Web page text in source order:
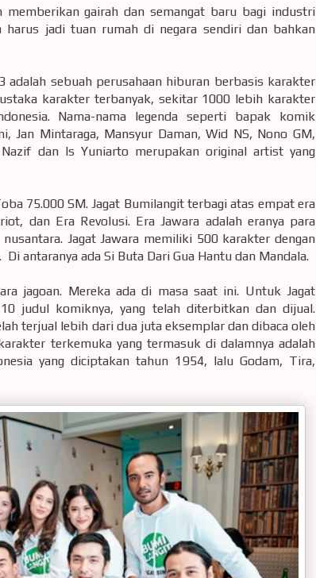
memberikan gairah dan semangat baru bagi industri
harus jadi tuan rumah di negara sendiri dan bahkan
adalah sebuah perusahaan hiburan berbasis karakter
karakter terbanyak, sekitar 1000 lebih karakter
Nama-nama legenda seperti bapak komik
Jan Mintaraga, Mansyur Daman, Wid NS, Nono GM,
dan Is Yuniarto merupakan original artist yang
75.000 SM. Jagat Bumilangit terbagi atas empat era
dan Era Revolusi. Era Jawara adalah eranya para
Jagat Jawara memiliki 500 karakter dengan
antaranya ada Si Buta Dari Gua Hantu dan Mandala.
jagoan. Mereka ada di masa saat ini. Untuk Jagat
judul komiknya, yang telah diterbitkan dan dijual.
terjual lebih dari dua juta eksemplar dan dibaca oleh
terkemuka yang termasuk di dalamnya adalah
yang diciptakan tahun 1954, lalu Godam, Tira,